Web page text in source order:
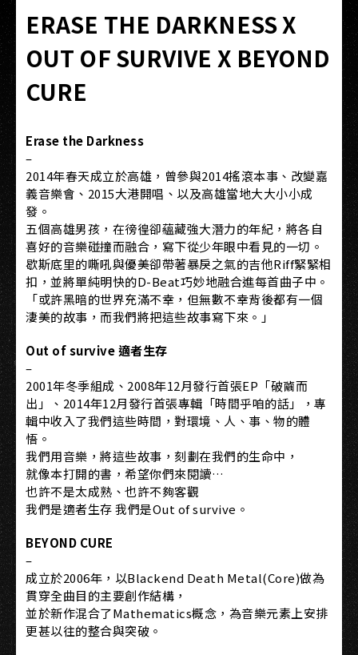
ERASE THE DARKNESS X
OUT OF SURVIVE X BEYOND
CURE
Erase the Darkness
–
2014年春天成立於高雄，曾參與2014搖滾本事、改變嘉
義音樂會、2015大港開唱、以及高雄當地大大小小成
發。
五個高雄男孩，在徬徨卻蘊藏強大潛力的年紀，將各自
喜好的音樂碰撞而融合，寫下從少年眼中看見的一切。
歇斯底里的嘶吼與優美卻帶著暴戾之氣的吉他Riff緊緊相
扣，並將單純明快的D-Beat巧妙地融合進每首曲子中。
「或許黑暗的世界充滿不幸，但無數不幸背後都有一個
淒美的故事，而我們將把這些故事寫下來。」
Out of survive 適者生存
–
2001年冬季組成、2008年12月發行首張EP「破繭而
出」、2014年12月發行首張專輯「時間乎咱的話」，專
輯中收入了我們這些時間，對環境、人、事、物的體
悟。
我們用音樂，將這些故事，刻劃在我們的生命中，
就像本打開的書，希望你們來閱讀…
也許不是太成熟、也許不夠客觀
我們是適者生存 我們是Out of survive。
BEYOND CURE
–
成立於2006年，以Blackend Death Metal(Core)做為
貫穿全曲目的主要創作結構，
並於新作混合了Mathematics概念，為音樂元素上安排
更甚以往的整合與突破。